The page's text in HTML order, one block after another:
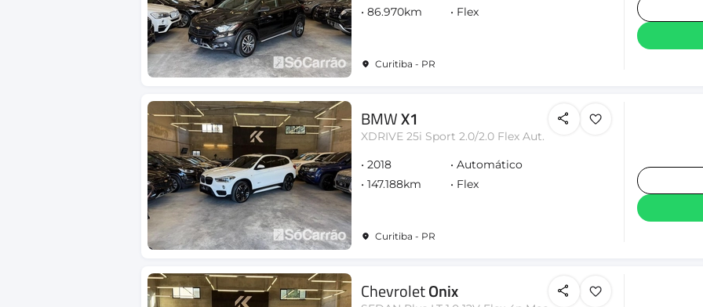
86.970km
Flex
Curitiba - PR
BMWX1
XDRIVE 25i Sport 2.0/2.0 Flex Aut.
2018
Automático
147.188km
Flex
Curitiba - PR
ChevroletOnix